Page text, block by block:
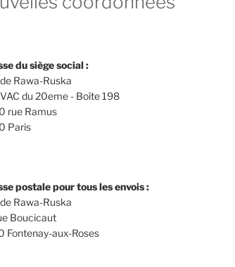
du siège social :
Rawa-Ruska
du 20eme - Boîte 198
rue Ramus
Paris
postale pour tous les envois :
Rawa-Ruska
Boucicaut
Fontenay-aux-Roses